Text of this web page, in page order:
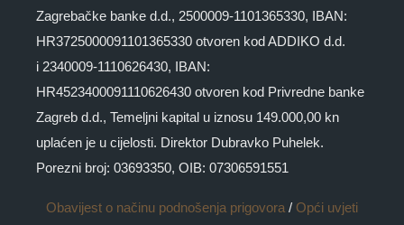
Zagrebačke banke d.d., 2500009-1101365330, IBAN:
HR3725000091101365330 otvoren kod ADDIKO d.d.
i 2340009-1110626430, IBAN:
HR4523400091110626430 otvoren kod Privredne banke
Zagreb d.d., Temeljni kapital u iznosu 149.000,00 kn
uplaćen je u cijelosti. Direktor Dubravko Puhelek.
Porezni broj: 03693350, OIB: 07306591551
Obavijest o načinu podnošenja prigovora / Opći uvjeti